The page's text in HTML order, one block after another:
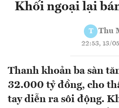
Khối ngoại lại
T Thu
22:53, 13/
Thanh khoản ba sàn
32.000 tỷ đồng, cho
tay diễn ra sôi động.